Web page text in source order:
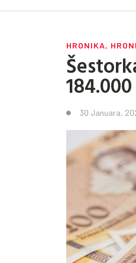
HRONIKA,
30 Januara,